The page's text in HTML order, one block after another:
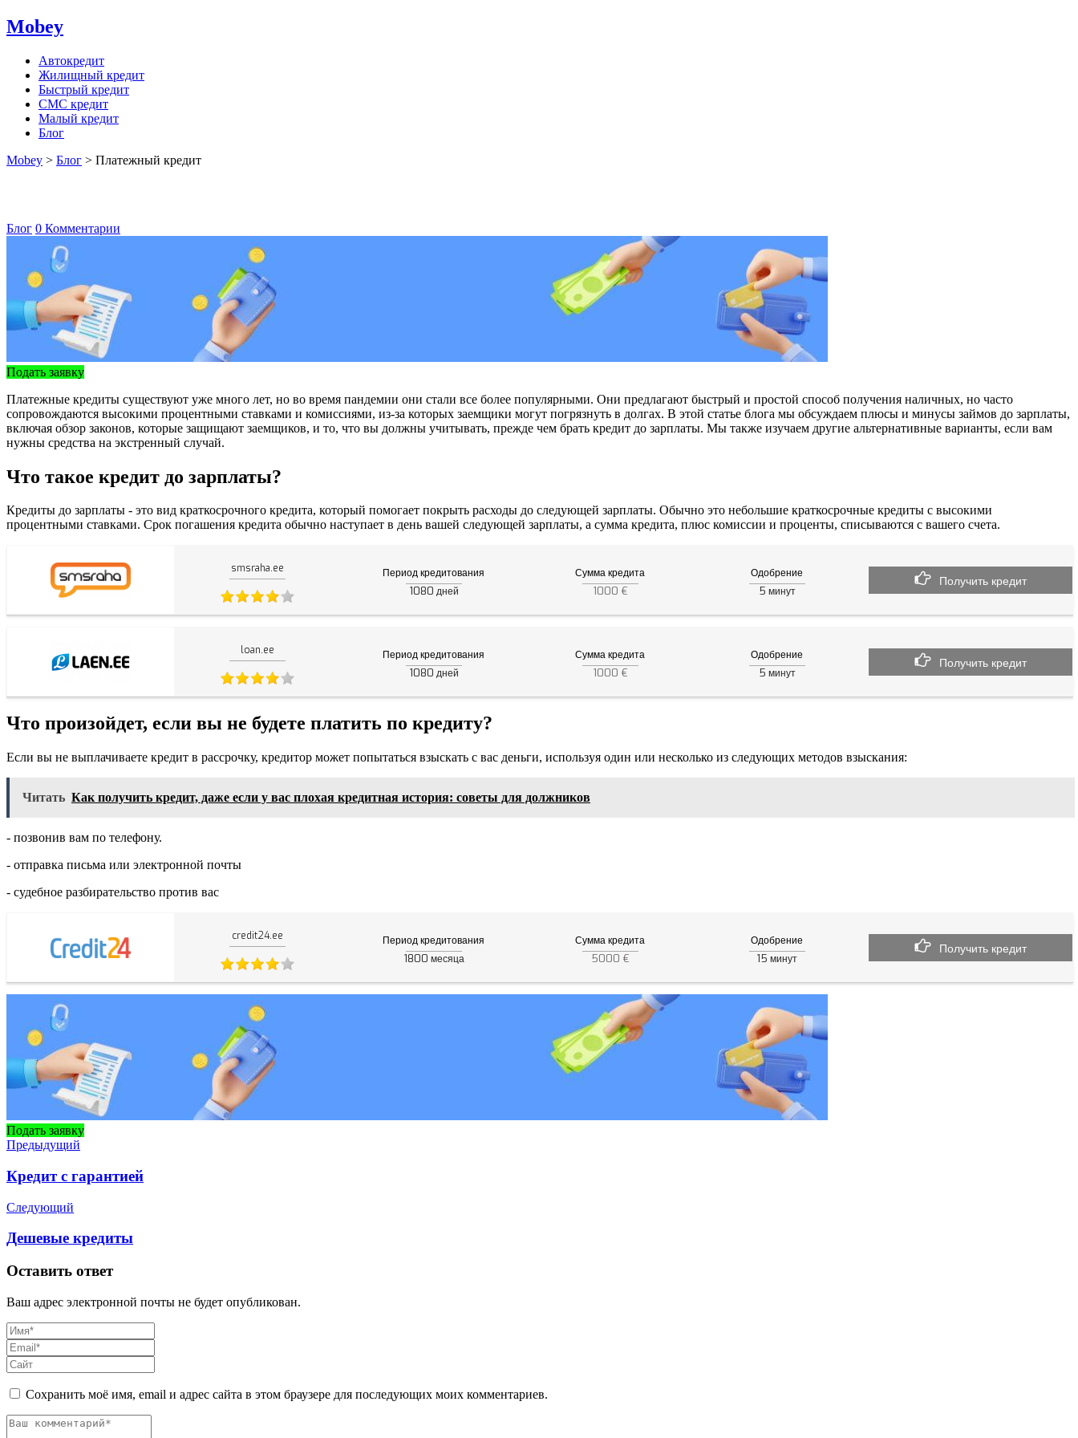
Mobey
Автокредит
Жилищный кредит
Быстрый кредит
СМС кредит
Малый кредит
Блог
Mobey > Блог > Платежный кредит
Блог 0 Комментарии
Подать заявку
Платежные кредиты существуют уже много лет, но во время пандемии они стали все более популярными. Они предлагают быстрый и простой способ получения наличных, но часто
сопровождаются высокими процентными ставками и комиссиями, из-за которых заемщики могут погрязнуть в долгах. В этой статье блога мы обсуждаем плюсы и минусы займов до зарплаты,
включая обзор законов, которые защищают заемщиков, и то, что вы должны учитывать, прежде чем брать кредит до зарплаты. Мы также изучаем другие альтернативные варианты, если вам
нужны средства на экстренный случай.
Что такое кредит до зарплаты?
Кредиты до зарплаты - это вид краткосрочного кредита, который помогает покрыть расходы до следующей зарплаты. Обычно это небольшие краткосрочные кредиты с высокими
процентными ставками. Срок погашения кредита обычно наступает в день вашей следующей зарплаты, а сумма кредита, плюс комиссии и проценты, списываются с вашего счета.
smsraha.ee Период кредитования
1080 дней
Сумма кредита
1000 €
Одобрение
5 минут
Получить кредит
loan.ee Период кредитования
1080 дней
Сумма кредита
1000 €
Одобрение
5 минут
Получить кредит
Что произойдет, если вы не будете платить по кредиту?
Если вы не выплачиваете кредит в рассрочку, кредитор может попытаться взыскать с вас деньги, используя один или несколько из следующих методов взыскания:
Читать Как получить кредит, даже если у вас плохая кредитная история: советы для должников
- позвонив вам по телефону.
- отправка письма или электронной почты
- судебное разбирательство против вас
credit24.ee Период кредитования
1800 месяца
Сумма кредита
5000 €
Одобрение
15 минут
Получить кредит
Подать заявку
Предыдущий
Кредит с гарантией
Следующий
Дешевые кредиты
Оставить ответ
Ваш адрес электронной почты не будет опубликован.
Сохранить моё имя, email и адрес сайта в этом браузере для последующих моих комментариев.